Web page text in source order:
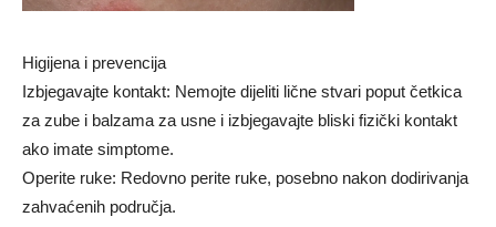
Higijena i prevencija
Izbjegavajte kontakt: Nemojte dijeliti lične stvari poput četkica
za zube i balzama za usne i izbjegavajte bliski fizički kontakt
ako imate simptome.
Operite ruke: Redovno perite ruke, posebno nakon dodirivanja
zahvaćenih područja.